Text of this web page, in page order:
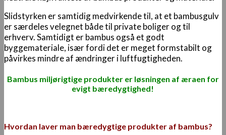
Slidstyrken er samtidig medvirkende til, at et bambusgulv
er særdeles velegnet både til private boliger og til
erhverv. Samtidigt er bambus også et godt
byggemateriale, især fordi det er meget formstabilt og
påvirkes mindre af ændringer i luftfugtigheden.
Bambus miljørigtige produkter er løsningen af ​​æraen for
evigt bæredygtighed!
Hvordan laver man bæredygtige produkter af bambus?